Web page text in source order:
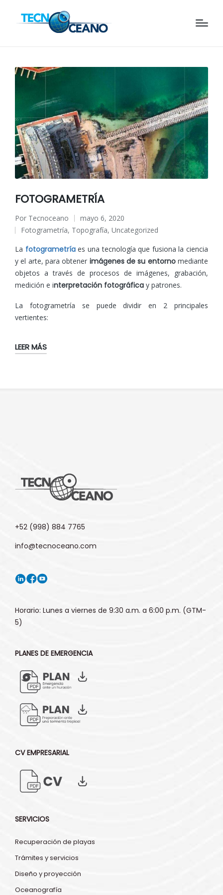
FOTOGRAMETRÍA
Publicado
por
Por Tecnoceano
mayo 6, 2020
Publicado
en
Fotogrametría, Topografía, Uncategorized
La fotogrametría es una tecnología que fusiona la ciencia
y el arte, para obtener imágenes de su entornomediante
objetos a través de procesos de imágenes, grabación,
medición e interpretación fotográfica y patrones.
La fotogrametría se puede dividir en 2 principales
vertientes:
LEER MÁS
+52 (998) 884 7765
info@tecnoceano.com
Horario: Lunes a viernes de 9:30 a.m. a 6:00 p.m. (GTM-
5)
PLANES DE EMERGENCIA
CV EMPRESARIAL
SERVICIOS
Recuperación de playas
Trámites y servicios
Diseño y proyección
Oceanografía